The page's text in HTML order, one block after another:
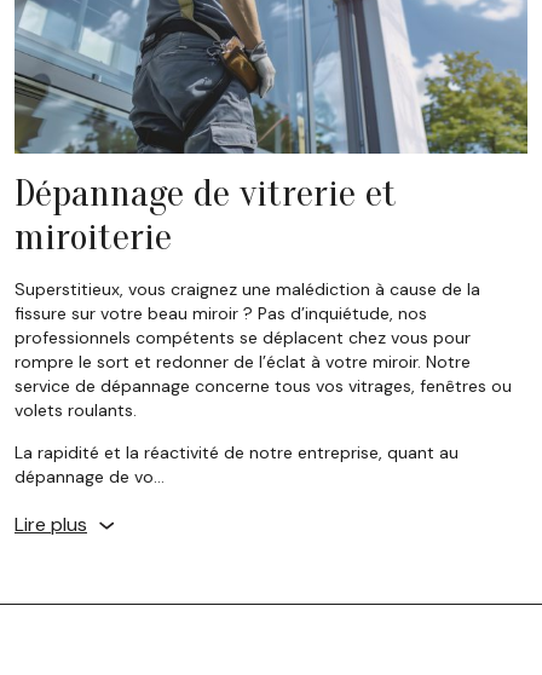
Dépannage de vitrerie et
miroiterie
Superstitieux, vous craignez une malédiction à cause de la
fissure sur votre beau miroir ? Pas d’inquiétude, nos
professionnels compétents se déplacent chez vous pour
rompre le sort et redonner de l’éclat à votre miroir. Notre
service de dépannage concerne tous vos vitrages, fenêtres ou
volets roulants.
La rapidité et la réactivité de notre entreprise, quant au
dépannage de vo…
Lire plus